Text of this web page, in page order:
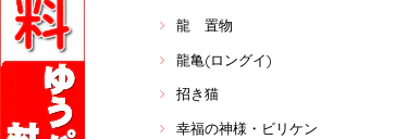
龍 置物
龍亀(ロングイ)
招き猫
幸福の神様・ビリケン